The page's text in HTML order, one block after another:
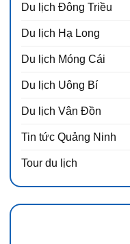
Du lịch Đông Triều
Du lịch Hạ Long
Du lịch Móng Cái
Du lịch Uông Bí
Du lịch Vân Đồn
Tin tức Quảng Ninh
Tour du lịch